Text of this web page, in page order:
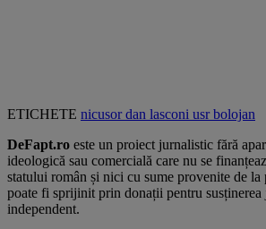
ETICHETE nicusor dan lasconi usrbolojan
DeFapt.ro este un proiect jurnalistic fără
ideologică sau comercială care nu se
statului român și nici cu sume provenite de
poate fi sprijinit prin donații pentru
independent.